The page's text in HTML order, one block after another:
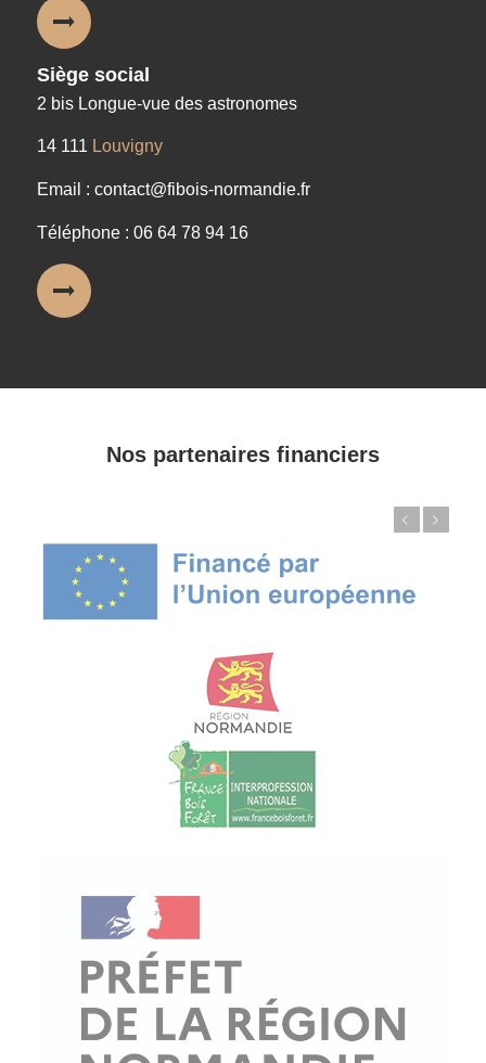
Siège social
2 bis Longue-vue des astronomes
14 111 Louvigny
Email : contact@fibois-normandie.fr
Téléphone : 06 64 78 94 16
Nos partenaires financiers
© Copyright - ProfessionsBois | Conception et réalisation :
Actualités
Mentions légales
Politique de confidentialité